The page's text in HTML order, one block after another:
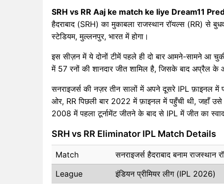
SRH vs RR Aaj ke match ke liye Dream11
हैदराबाद (SRH) का मुकाबला राजस्थान रॉयल्स (RR) से
स्टेडियम, मुल्लनपुर, भारत में होगा।
इस सीज़न में ये दोनों टीमें पहले ही दो बार आमने-सामने आ
में 57 रनों की शानदार जीत शामिल है, जिसके बाद अप्रैल
सनराइजर्स की नज़र तीन सालों में अपने दूसरे IPL फ़ाइनल में
ओर, RR पिछली बार 2022 में फ़ाइनल में पहुँची थी, जहाँ उसे
2008 में पहला टूर्नामेंट जीतने के बाद से IPL में जीत का
SRH vs RR Eliminator IPL Match Details
Match सनराइजर्स हैदराबाद बनाम राजस्थान
League
इंडियन प्रीमियर लीग (IPL 2026)